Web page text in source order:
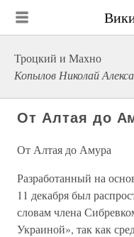
Троцкий и Махно
Копылов Николай
От Алтая до
От Алтая до Амура
Разработанный на
11 декабря был
словам члена
Украиной», так как